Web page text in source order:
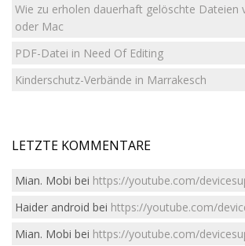
Wie zu erholen dauerhaft gelöschte Dateien
oder Mac
PDF-Datei in Need Of Editing
Kinderschutz-Verbände in Marrakesch
LETZTE KOMMENTARE
Mian. Mobi bei https://youtube.com/
Haider android bei https://youtube.com/
Mian. Mobi bei https://youtube.com/